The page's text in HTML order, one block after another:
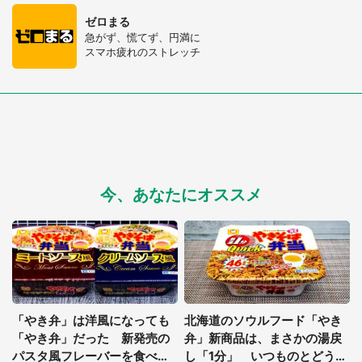
ゼロまる
急がず、慌てず、円満に
スマホ疲れのストレッチ
今、あなたにオススメ
「やき弁」は洋風になっても
「やき弁」だった 新発売の
パスタ風フレーバーを食べて
北海道のソウルフード「やき
弁」新商品は、まさかの湯戻
し「1分」 いつものとどう違